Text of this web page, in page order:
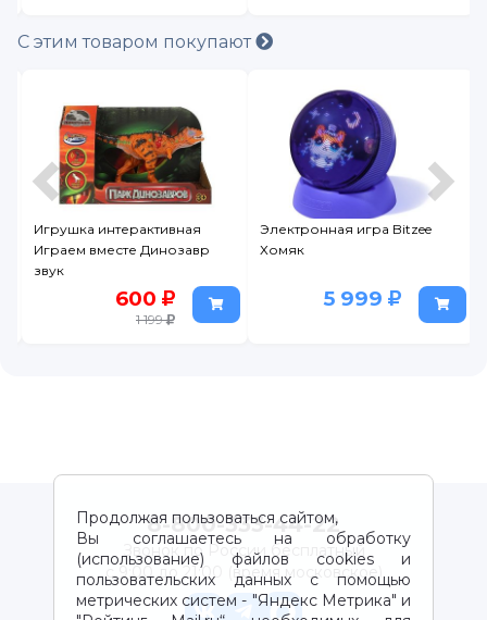
С этим товаром покупают
Игрушка интерактивная
Играем вместе Динозавр
звук
600
1 199
Электронная игра Bitzee
Хомяк
5 999
Продолжая пользоваться сайтом,
Вы соглашаетесь на обработку
(использование) файлов cookies и
пользовательских данных с помощью
метрических систем - "Яндекс Метрика" и
8-800-333-44-22
Звонок по России бесплатный
с 9:00 до 21:00 (время московское)